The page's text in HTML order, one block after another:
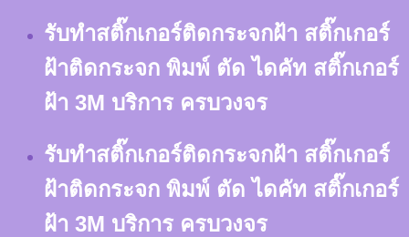
content
รับทำสติ๊กเกอร์ติดกระจกฝ้า สติ๊กเกอร์
ฝ้าติดกระจก พิมพ์ ตัด ไดคัท สติ๊กเกอร์
ฝ้า 3M บริการ ครบวงจร
รับทำสติ๊กเกอร์ติดกระจกฝ้า สติ๊กเกอร์
ฝ้าติดกระจก พิมพ์ ตัด ไดคัท สติ๊กเกอร์
ฝ้า 3M บริการ ครบวงจร